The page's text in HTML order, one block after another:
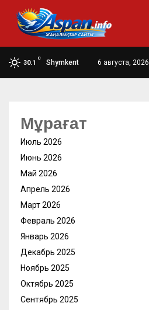
30.1
C
Shymkent 6 августа, 2026
Мұрағат
Июль 2026
Июнь 2026
Май 2026
Апрель 2026
Март 2026
Февраль 2026
Январь 2026
Декабрь 2025
Ноябрь 2025
Октябрь 2025
Сентябрь 2025